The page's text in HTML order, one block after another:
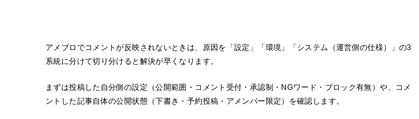
アメブロでコメントが反映されないときは、原因を「設定」「環境」「システム（運営側の仕様）」の3
系統に分けて切り分けると解決が早くなります。
まずは投稿した自分側の設定（公開範囲・コメント受付・承認制・NGワード・ブロック有無）や、コメ
ントした記事自体の公開状態（下書き・予約投稿・アメンバー限定）を確認します。